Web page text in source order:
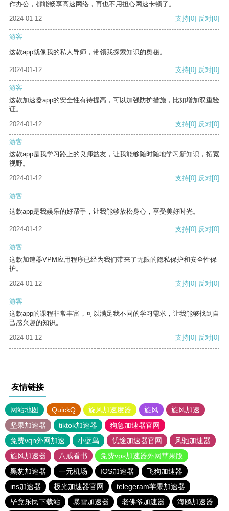
作办公，都能畅享高速网络，再也不用担心网速卡顿了。
2024-01-12
支持[0] 反对[0]
游客
这款app就像我的私人导师，带领我探索知识的奥秘。
2024-01-12 支持[0] 反对[0]
游客
这款加速器app的安全性有待提高，可以加强防护措施，比如增加双重验
证。
2024-01-12
支持[0] 反对[0]
游客
这款app是我学习路上的良师益友，让我能够随时随地学习新知识，拓宽
视野。
2024-01-12
支持[0] 反对[0]
游客
这款app是我娱乐的好帮手，让我能够放松身心，享受美好时光。
2024-01-12 支持[0] 反对[0]
游客
这款加速器VPM应用程序已经为我们带来了无限的隐私保护和安全性保
护。
2024-01-12
支持[0] 反对[0]
游客
这款app的课程非常丰富，可以满足我不同的学习需求，让我能够找到自
己感兴趣的知识。
2024-01-12
支持[0] 反对[0]
友情链接
网站地图 QuickQ 旋风加速度器 旋风
旋风加速
坚果加速器
tiktok加速器
狗急加速器官网
免费vqn外网加速
小蓝鸟 优途加速器官网
风驰加速器
旋风加速器
八戒看书
免费vps加速器外网苹果版
黑豹加速器
一元机场 IOS加速器
飞狗加速器
ins加速器
极光加速器官网
telegeram苹果加速器
毕竟乐民下载站
暴雪加速器 老佛爷加速器 海鸥加速器